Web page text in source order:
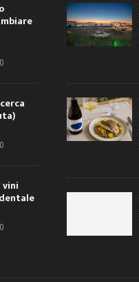
0
0
vini
0